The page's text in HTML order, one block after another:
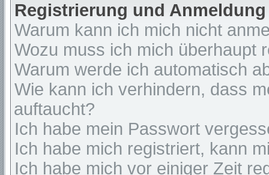
Registrierung und Anmeldung
Warum kann ich mich nicht
Wozu muss ich mich überhaupt
Warum werde ich automatisch
Wie kann ich verhindern, dass
auftaucht?
Ich habe mein Passwort
Ich habe mich registriert, kann
Ich habe mich vor einiger Zeit